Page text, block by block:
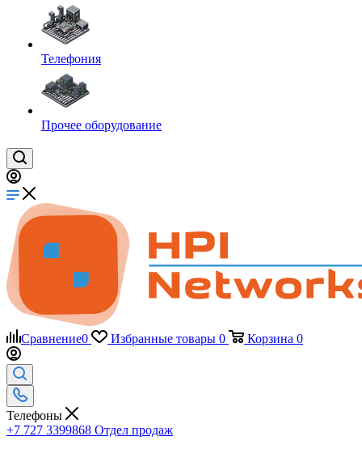
Телефония
Прочее оборудование
Сравнение0 Избранные товары 0 Корзина 0
Телефоны
+7 727 3399868 Отдел продаж